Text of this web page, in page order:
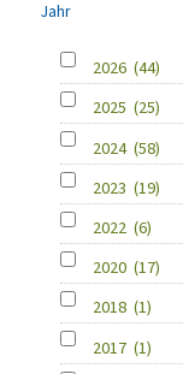
Jahr
2026 (44)
2025 (25)
2024 (58)
2023 (19)
2022 (6)
2020 (17)
2018 (1)
2017 (1)